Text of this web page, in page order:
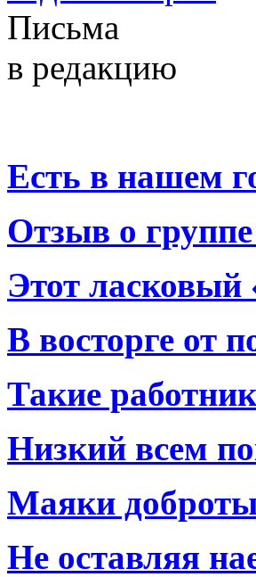
Письма
в редакцию
Есть в нашем
Отзыв о
Этот ласковый
В восторге от
Такие
Низкий всем
Маяки
Не оставляя